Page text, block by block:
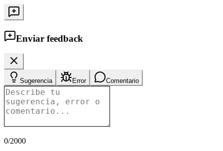
Enviar feedback
Sugerencia Error Comentario
0/2000